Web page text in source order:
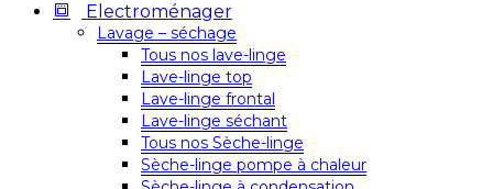
Electroménager
Lavage – séchage
Tous nos lave-linge
Lave-linge top
Lave-linge frontal
Lave-linge séchant
Tous nos Sèche-linge
Sèche-linge pompe à chaleur